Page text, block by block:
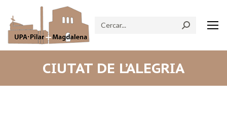
Search:
CIUTAT DE L’ALEGRIA